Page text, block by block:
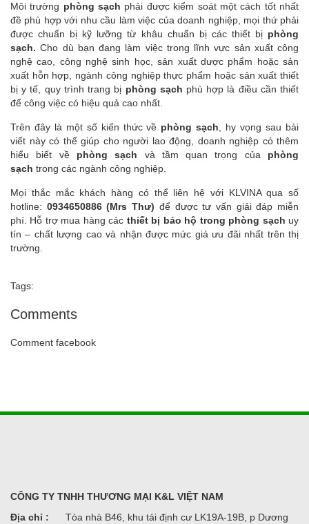
Môi trường phòng sạch phải được kiểm soát một cách tốt nhất
đề phù hợp với nhu cầu làm việc của doanh nghiệp, mọi thứ phải
được chuẩn bị kỹ lưỡng từ khâu chuẩn bị các thiết bị phòng
sạch.Cho dù bạn đang làm việc trong lĩnh vực sản xuất công
nghệ cao, công nghệ sinh học, sản xuất dược phẩm hoặc sản
xuất hỗn hợp, ngành công nghiệp thực phẩm hoặc sản xuất thiết
bị y tế, quy trình trang bị phòng sạch phù hợp là điều cần thiết
để công việc có hiệu quả cao nhất.
Trên đây là một số kiến thức về phòng sạch, hy vọng sau bài
viết này có thể giúp cho người lao động, doanh nghiệp có thêm
hiểu biết về phòng sạch và tầm quan trọng của phòng
sạch trong các ngành công nghiệp.
Mọi thắc mắc khách hàng có thể liên hệ với KLVINA qua số
hotline: 0934650886 (Mrs Thư) để được tư vấn giải đáp miễn
phí. Hỗ trợ mua hàng các thiết bị bảo hộ trong phòng sạch uy
tín – chất lượng cao và nhận được mức giá ưu đãi nhất trên thị
trường.
Tags:
Comments
Comment facebook
CÔNG TY TNHH THƯƠNG MẠI K&L VIỆT NAM
Địa chỉ :
Tòa nhà B46, khu tái định cư LK19A-19B, p Dương